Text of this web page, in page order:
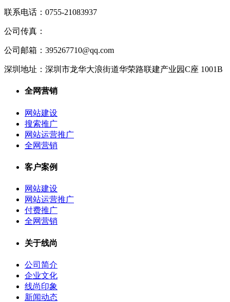
联系电话： 0755-21083937
公司传真：
公司邮箱： 395267710@qq.com
深圳地址： 深圳市龙华大浪街道华荣路联建产业园C座 1001B
全网营销
网站建设
搜索推广
网站运营推广
全网营销
客户案例
网站建设
网站运营推广
付费推广
全网营销
关于线尚
公司简介
企业文化
线尚印象
新闻动态